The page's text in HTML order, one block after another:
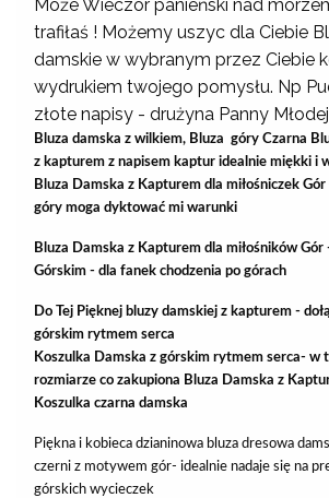
Może Wieczór panieński nad
trafiłaś ! Możemy uszyc dla Ciebie
damskie w wybranym przez Ciebie
wydrukiem twojego pomysłu. Np
złote napisy - drużyna Panny Młodej
Bluza damska z wilkiem, Bluza góry Czarna
z kapturem z napisem kaptur idealnie miękki i
Bluza Damska z Kapturem dla miłośniczek
góry moga dyktować mi warunki
Bluza Damska z Kapturem dla miłośników
Górskim - dla fanek chodzenia po górach
Do Tej Pięknej bluzy damskiej z kapturem -
górskim rytmem serca
Koszulka Damska z górskim rytmem serca- w
rozmiarze co zakupiona Bluza Damska z
Koszulka czarna damska
Piękna i kobieca dzianinowa bluza dresowa
czerni z motywem gór- idealnie nadaje się na
górskich wycieczek